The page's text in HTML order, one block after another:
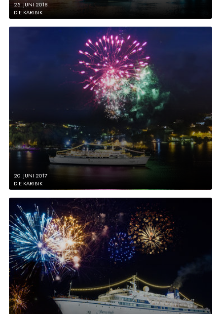
25. JUNI 2018
DIE KARIBIK
20. JUNI 2017
DIE KARIBIK